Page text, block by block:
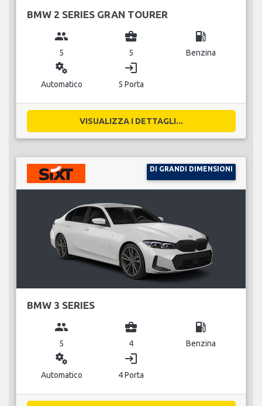
BMW 2 SERIES GRAN TOURER
group
5
business_center
5
local_gas_station
Benzina
miscellaneous_services
Automatico
login
5 Porta
VISUALIZZA I DETTAGLI...
DI GRANDI DIMENSIONI
BMW 3 SERIES
group
5
business_center
4
local_gas_station
Benzina
miscellaneous_services
Automatico
login
4 Porta